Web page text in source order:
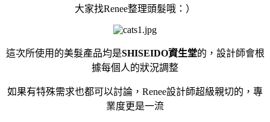
大家找Renee整理頭髮哦：）
這次所使用的美髮產品均是SHISEIDO資生堂的，設計師會根
據每個人的狀況調整
如果有特殊需求也都可以討論，Renee設計師超級親切的，專
業度更是一流